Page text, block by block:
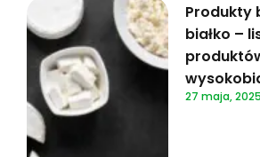
Produkty
białko –
27 maja, 2025